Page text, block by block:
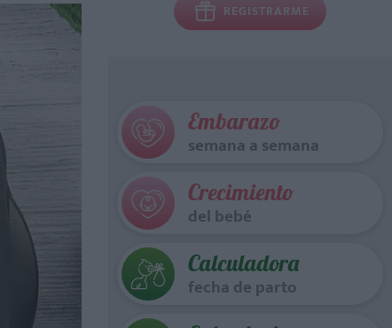
REGISTRARME
Embarazo
semana a semana
Crecimiento
del bebé
Calculadora
fecha de parto